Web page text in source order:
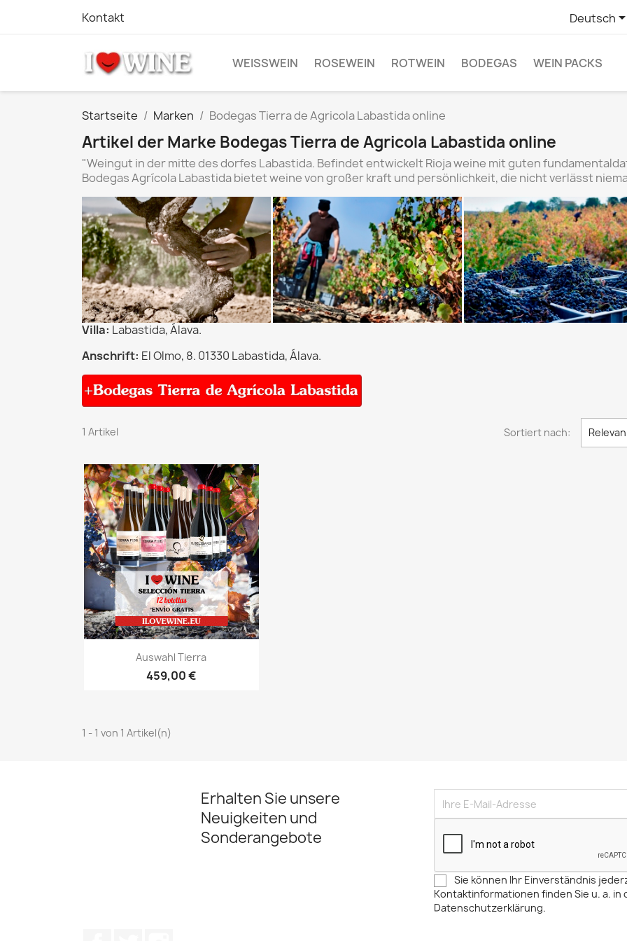
Kontakt Deutsch
WEISSWEIN ROSEWEIN ROTWEIN BODEGAS WEIN PACKS
Startseite Marken Bodegas Tierra de Agricola Labastida online
Artikel der Marke Bodegas Tierra de Agricola Labastida online
"Weingut in der mitte des dorfes Labastida. Befindet entwickelt Rioja weine mit guten
Bodegas Agrícola Labastida bietet weine von großer kraft und persönlichkeit, die nicht verlässt
Villa: Labastida, Álava.
Anschrift: El Olmo, 8. 01330 Labastida, Álava.
1 Artikel Sortiert nach:
Vorschau
Auswahl Tierra
459,00 €
1 - 1 von 1 Artikel(n)
Erhalten Sie unsere
Neuigkeiten und
Sonderangebote
Sie können Ihr Einverständnis
Kontaktinformationen finden Sie u. a. in
Datenschutzerklärung.